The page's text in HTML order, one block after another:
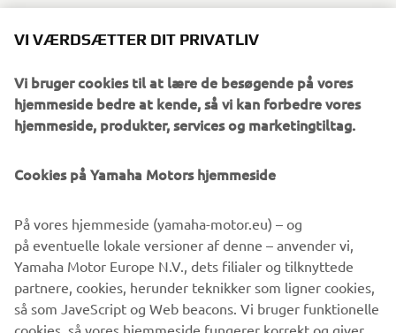
that professional operators require, and is designed to
farming through to gardening and housekeeping chores.
Its rugged design enables the UMX to be driven over a
suspension and two separate seats ensure a comfortable
Equipped with a large rear cargo bed and convenient front
storage compartment, the UMX is an asset to any business
- and with its easy to use controls and ergonomic design,
this new Yamaha utility vehicle ensures that every
member of the workforce gets the job done more
VI VÆRDSÆTTER DIT PRIVATLIV
Vi bruger cookies til at lære de besøgende på vores
hjemmeside bedre at kende, så vi kan forbedre vores
hjemmeside, produkter, services og marketingtiltag.
Cookies på Yamaha Motors hjemmeside
På vores hjemmeside (yamaha-motor.eu) – og
på eventuelle lokale versioner af denne – anvender vi,
Yamaha Motor Europe N.V., dets filialer og tilknyttede
partnere, cookies, herunder teknikker som ligner cookies,
så som JaveScript og Web beacons. Vi bruger funktionelle
cookies, så vores hjemmeside fungerer korrekt og giver